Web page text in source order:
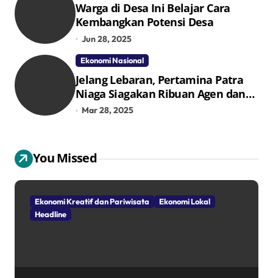
Warga di Desa Ini Belajar Cara
Kembangkan Potensi Desa
Jun 28, 2025
Ekonomi Nasional
Jelang Lebaran, Pertamina Patra
Niaga Siagakan Ribuan Agen dan
Pangkalan LPG 3 Kg
Mar 28, 2025
You Missed
Ekonomi Kreatif dan Pariwisata
Ekonomi Lokal
Headline